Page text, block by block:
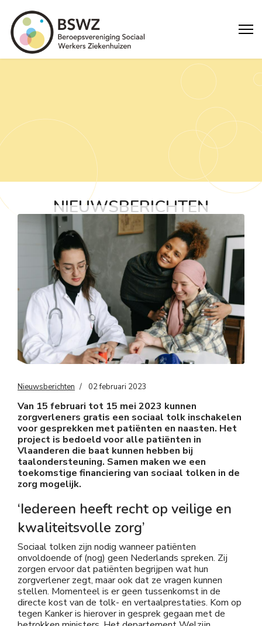
NIEUWSBERICHTEN
Doe mee aan proefproject
sociaal tolken in de zorg.
Nieuwsberichten 02 februari 2023
Van 15 februari tot 15 mei 2023 kunnen
zorgverleners gratis een sociaal tolk inschakelen
voor gesprekken met patiënten en naasten. Het
project is bedoeld voor alle patiënten in
Vlaanderen die baat kunnen hebben bij
taalondersteuning. Samen maken we een
toekomstige financiering van sociaal tolken in de
zorg mogelijk.
‘Iedereen heeft recht op veilige en
kwaliteitsvolle zorg’
Sociaal tolken zijn nodig wanneer patiënten
onvoldoende of (nog) geen Nederlands spreken. Zij
zorgen ervoor dat patiënten begrijpen wat hun
zorgverlener zegt, maar ook dat ze vragen kunnen
stellen. Momenteel is er geen tussenkomst in de
directe kost van de tolk- en vertaalprestaties. Kom op
tegen Kanker is hierover in gesprek gegaan met de